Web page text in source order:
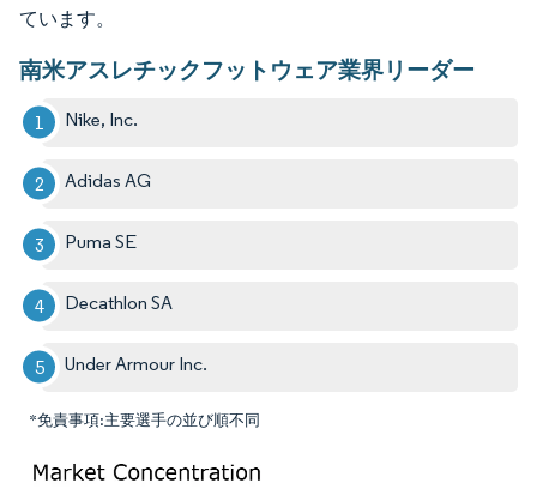
ています。
南米アスレチックフットウェア業界リーダー
Nike, Inc.
Adidas AG
Puma SE
Decathlon SA
Under Armour Inc.
*免責事項:主要選手の並び順不同